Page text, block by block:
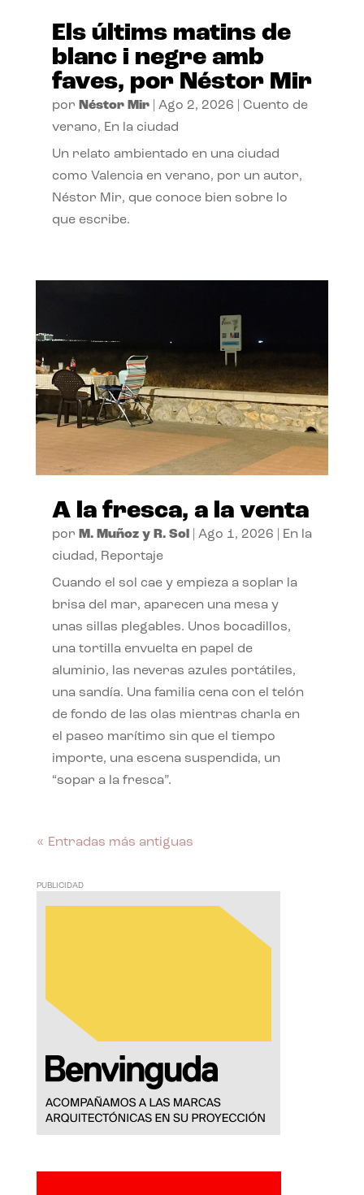
Els últims matins de
blanc i negre amb
faves, por Néstor Mir
por Néstor Mir| Ago 2, 2026
Cuento de
verano, En la ciudad
Un relato ambientado en una ciudad
como Valencia en verano, por un autor,
Néstor Mir, que conoce bien sobre lo
que escribe.
A la fresca, a la venta
por M. Muñoz y R. Sol Ago 1, 2026
En la
ciudad, Reportaje
Cuando el sol cae y empieza a soplar la
brisa del mar, aparecen una mesa y
unas sillas plegables. Unos bocadillos,
una tortilla envuelta en papel de
aluminio, las neveras azules portátiles,
una sandía. Una familia cena con el telón
de fondo de las olas mientras charla en
el paseo marítimo sin que el tiempo
importe, una escena suspendida, un
“sopar a la fresca”.
« Entradas más antiguas
PUBLICIDAD